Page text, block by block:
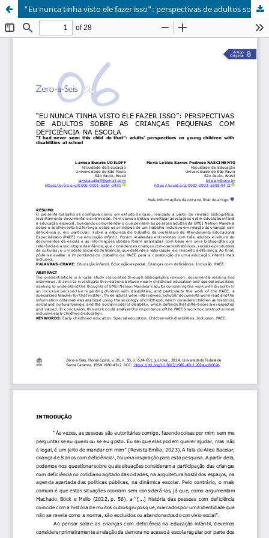
"Eu nunca tinha visto ele fazer isso": perspectivas de adultos sobre as crianças pequenas com deficiência na escola